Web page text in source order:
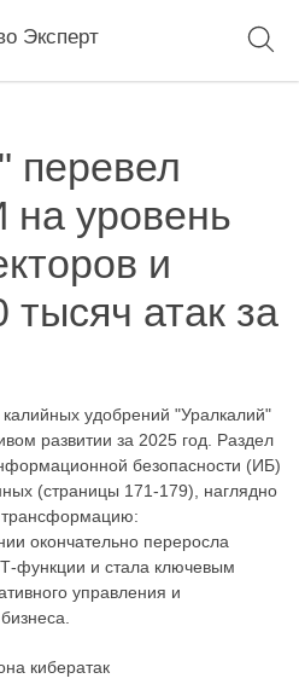
Эксперт
перевел
уровень
и
тысяч атак за
удобрений "Уралкалий"
развитии за 2025 год. Раздел
безопасности (ИБ)
(страницы 171-179), наглядно
трансформацию:
окончательно переросла
функции и стала ключевым
управления и
кибератак